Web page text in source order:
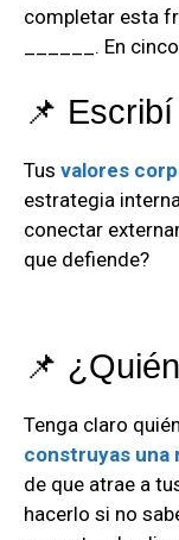
completar esta
______. En
📌
Tus valores
estrategia
conectar
que defiende?
📌
Tenga claro
construyas una
de que atrae a
hacerlo si no